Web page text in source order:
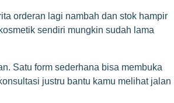
orderan lagi nambah dan stok hampir
sendiri mungkin sudah lama
Satu form sederhana bisa membuka
justru bantu kamu melihat jalan